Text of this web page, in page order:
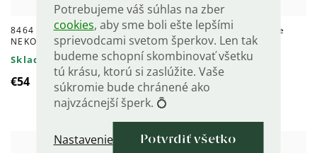
Potrebujeme váš súhlas na zber
cookies, aby sme boli ešte lepšími
sprievodcami svetom šperkov. Len tak
budeme schopní skombinovať všetku
tú krásu, ktorú si zaslúžite. Vaše
súkromie bude chránené ako
najvzácnejší šperk. 💍
Nastavenie Potvrdiť všetko
8464 Strieborný náramok
NEKONEČNO
Skladom
€54
8347 Strieborné náušnice
NEKONEČNO
Skladom
€69